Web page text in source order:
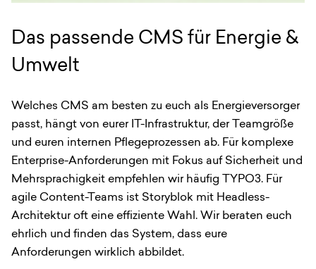
Das passende CMS für Energie &
Umwelt
Welches CMS am besten zu euch als Energieversorger
passt, hängt von eurer IT-Infrastruktur, der Teamgröße
und euren internen Pflegeprozessen ab. Für komplexe
Enterprise-Anforderungen mit Fokus auf Sicherheit und
Mehrsprachigkeit empfehlen wir häufig TYPO3. Für
agile Content-Teams ist Storyblok mit Headless-
Architektur oft eine effiziente Wahl. Wir beraten euch
ehrlich und finden das System, dass eure
Anforderungen wirklich abbildet.